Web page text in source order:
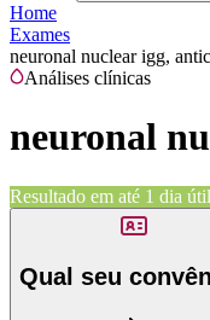
Home
Exames
neuronal nuclear igg,
Análises clínicas
neuronal
Resultado em até 1 dia útil
Qual seu